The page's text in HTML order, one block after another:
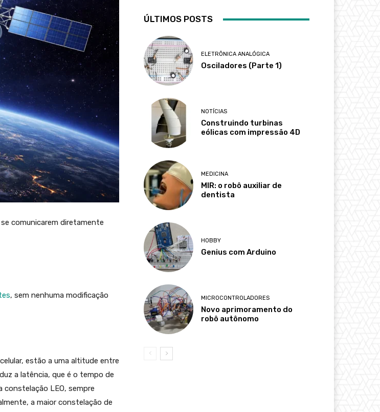
comunicarem diretamente
, sem nenhuma modificação
estão a uma altitude entre
a latência, que é o tempo de
constelação LEO, sempre
a maior constelação de
ÚLTIMOS POSTS
ELETRÔNICA ANALÓGICA
Osciladores (Parte 1)
NOTÍCIAS
Construindo turbinas
eólicas com impressão 4D
MEDICINA
MIR: o robô auxiliar de
dentista
HOBBY
Genius com Arduino
MICROCONTROLADORES
Novo aprimoramento do
robô autônomo